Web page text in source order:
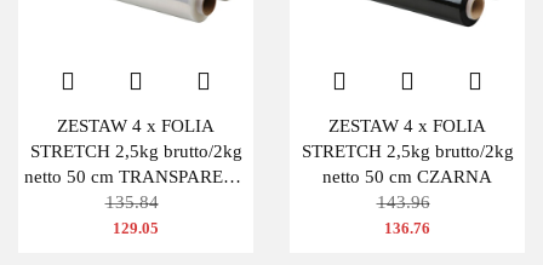
ZESTAW 4 x FOLIA
STRETCH 2,5kg brutto/2kg
netto 50 cm TRANSPARENT
BEZBARWNA
135.84
129.05
ZESTAW 4 x FOLIA
STRETCH 2,5kg brutto/2kg
netto 50 cm CZARNA
143.96
136.76